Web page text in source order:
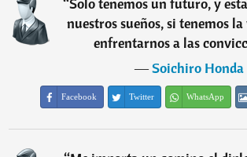
“Solo tenemos un futuro, y
nuestros sueños, si tenemos
enfrentarnos a las
―Soichiro Honda
Facebook Twitter WhatsApp